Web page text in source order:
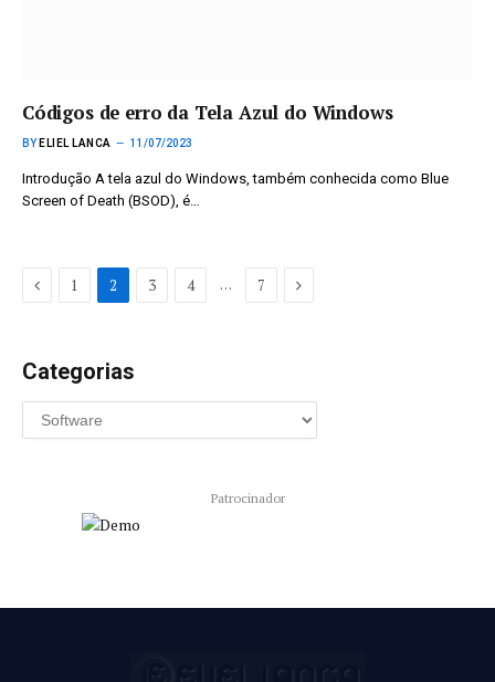
Códigos de erro da Tela Azul do Windows
BY ELIEL LANCA 11/07/2023
Introdução A tela azul do Windows, também conhecida como Blue
Screen of Death (BSOD), é…
Previous
1 2 3 4 … 7 Next
Categorias
Patrocinador